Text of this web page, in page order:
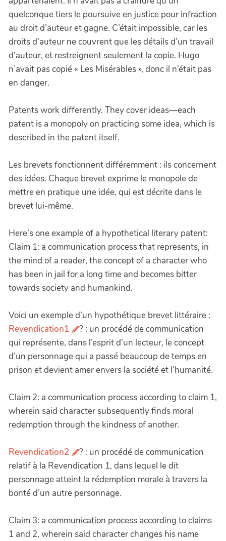
quelconque tiers le poursuive en justice pour infraction
au droit d’auteur et gagne. C’était impossible, car les
droits d’auteur ne couvrent que les détails d’un travail
d’auteur, et restreignent seulement la copie. Hugo
n’avait pas copié « Les Misérables », donc il n’était pas
en danger.
Patents work differently. They cover ideas—each
patent is a monopoly on practicing some idea, which is
described in the patent itself.
Les brevets fonctionnent différemment : ils concernent
des idées. Chaque brevet exprime le monopole de
mettre en pratique une idée, qui est décrite dans le
brevet lui-même.
Here’s one example of a hypothetical literary patent:
Claim 1: a communication process that represents, in
the mind of a reader, the concept of a character who
has been in jail for a long time and becomes bitter
towards society and humankind.
Voici un exemple d’un hypothétique brevet littéraire :
Revendication1
? : un procédé de communication
qui représente, dans l’esprit d’un lecteur, le concept
d’un personnage qui a passé beaucoup de temps en
prison et devient amer envers la société et l’humanité.
Claim 2: a communication process according to claim 1,
wherein said character subsequently finds moral
redemption through the kindness of another.
Revendication2
? : un procédé de communication
relatif à la Revendication 1, dans lequel le dit
personnage atteint la rédemption morale à travers la
bonté d’un autre personnage.
Claim 3: a communication process according to claims
1 and 2, wherein said character changes his name